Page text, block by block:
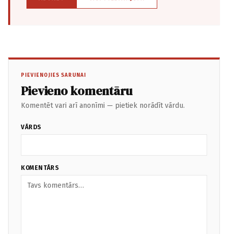
PIEVIENOJIES SARUNAI
Pievieno komentāru
Komentēt vari arī anonīmi — pietiek norādīt vārdu.
VĀRDS
KOMENTĀRS